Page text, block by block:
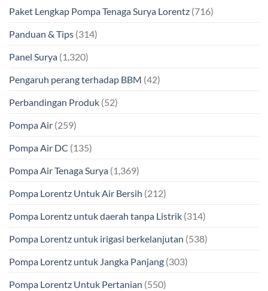
Paket Lengkap Pompa Tenaga Surya Lorentz (716)
Panduan & Tips (314)
Panel Surya (1,320)
Pengaruh perang terhadap BBM (42)
Perbandingan Produk (52)
Pompa Air (259)
Pompa Air DC (135)
Pompa Air Tenaga Surya (1,369)
Pompa Lorentz Untuk Air Bersih (212)
Pompa Lorentz untuk daerah tanpa Listrik (314)
Pompa Lorentz untuk irigasi berkelanjutan (538)
Pompa Lorentz untuk Jangka Panjang (303)
Pompa Lorentz Untuk Pertanian (550)